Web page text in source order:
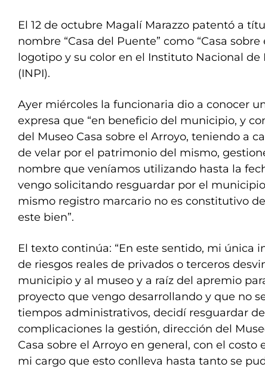
El 12 de octubre Magalí Marazzo patentó a
nombre “Casa del Puente” como “Casa sobre
logotipo y su color en el Instituto Nacional de
(INPI).
Ayer miércoles la funcionaria dio a conocer
expresa que “en beneficio del municipio, y
del Museo Casa sobre el Arroyo, teniendo a
de velar por el patrimonio del mismo,
nombre que veníamos utilizando hasta la
vengo solicitando resguardar por el
mismo registro marcario no es constitutivo
este bien”.
El texto continúa: “En este sentido, mi única
de riesgos reales de privados o terceros
municipio y al museo y a raíz del apremio
proyecto que vengo desarrollando y que no
tiempos administrativos, decidí resguardar
complicaciones la gestión, dirección del
Casa sobre el Arroyo en general, con el
mi cargo que esto conlleva hasta tanto se